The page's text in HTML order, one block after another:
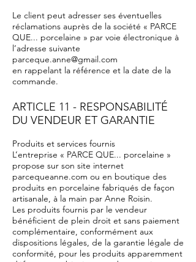
Le client peut adresser ses éventuelles
réclamations auprès de la société « PARCE
QUE... porcelaine » par voie électronique à
l’adresse suivante
parceque.anne@gmail.com
en rappelant la référence et la date de la
commande.
ARTICLE 11 - RESPONSABILITÉ
DU VENDEUR ET GARANTIE
Produits et services fournis
L’entreprise « PARCE QUE... porcelaine »
propose sur son site internet
parcequeanne.com ou en boutique des
produits en porcelaine fabriqués de façon
artisanale, à la main par Anne Roisin.
Les produits fournis par le vendeur
bénéficient de plein droit et sans paiement
complémentaire, conformément aux
dispositions légales, de la garantie légale de
conformité, pour les produits apparemment